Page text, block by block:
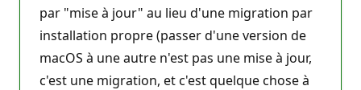
par "mise à jour" au lieu d'une migration par
installation propre (passer d'une version de
macOS à une autre n'est pas une mise à jour,
c'est une migration, et c'est quelque chose à